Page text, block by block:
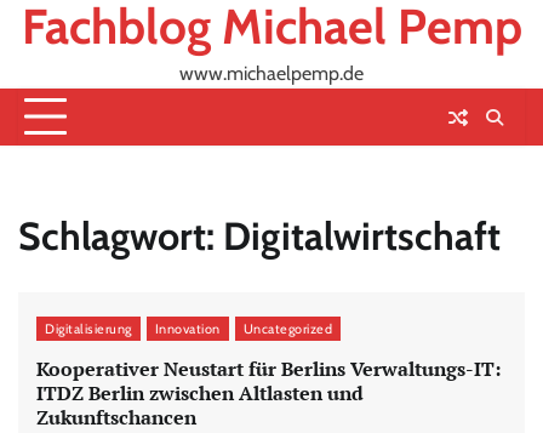
SkipFachblog Michael Pemp
www.michaelpemp.de
Schlagwort: Digitalwirtschaft
Digitalisierung Innovation Uncategorized
Kooperativer Neustart für Berlins Verwaltungs-IT:
ITDZ Berlin zwischen Altlasten und
Zukunftschancen